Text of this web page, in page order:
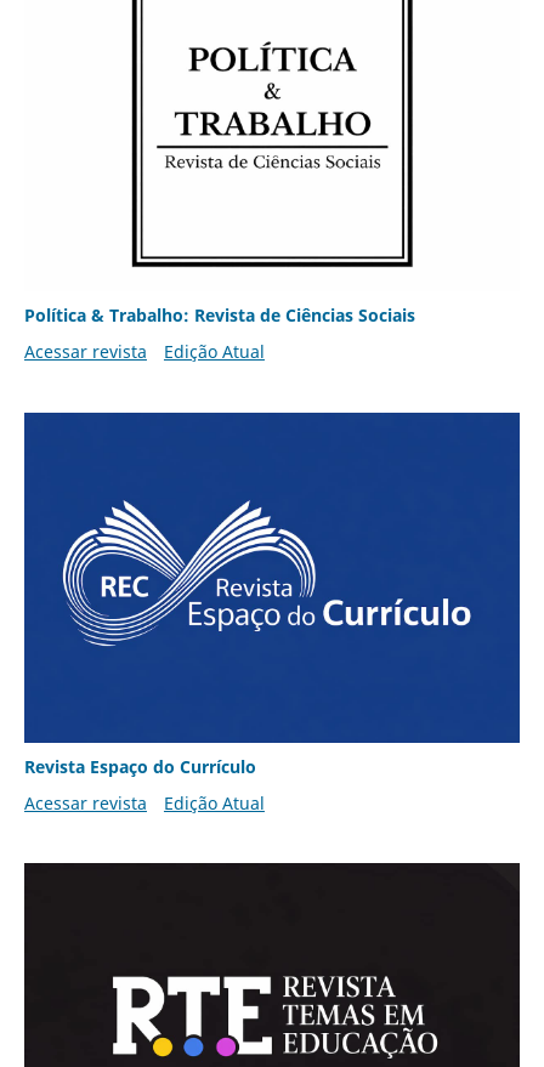
Política & Trabalho: Revista de Ciências Sociais
Acessar revista
Edição Atual
Revista Espaço do Currículo
Acessar revista
Edição Atual